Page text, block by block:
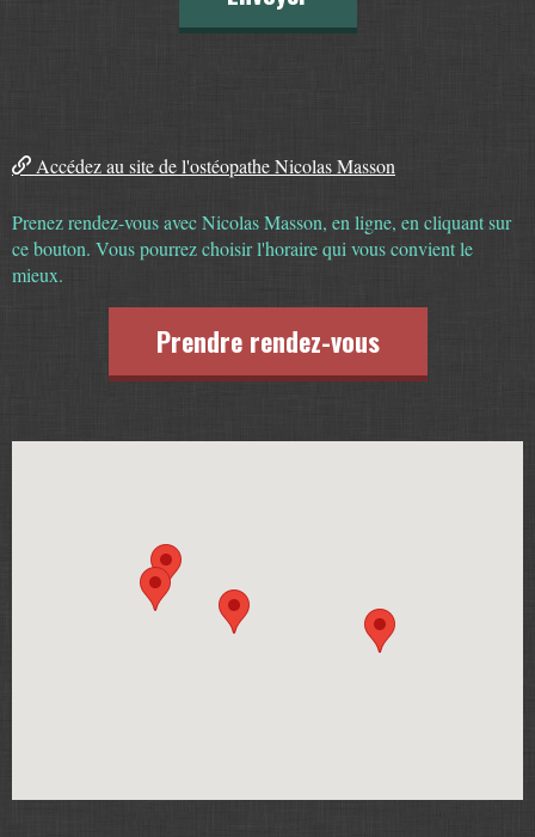
Accédez au site de l'ostéopatheNicolas Masson
Prenez rendez-vous avecNicolas Masson, en ligne, en cliquant sur
ce bouton. Vous pourrez choisir l'horaire qui vous convient le
mieux.
Prendre rendez-vous